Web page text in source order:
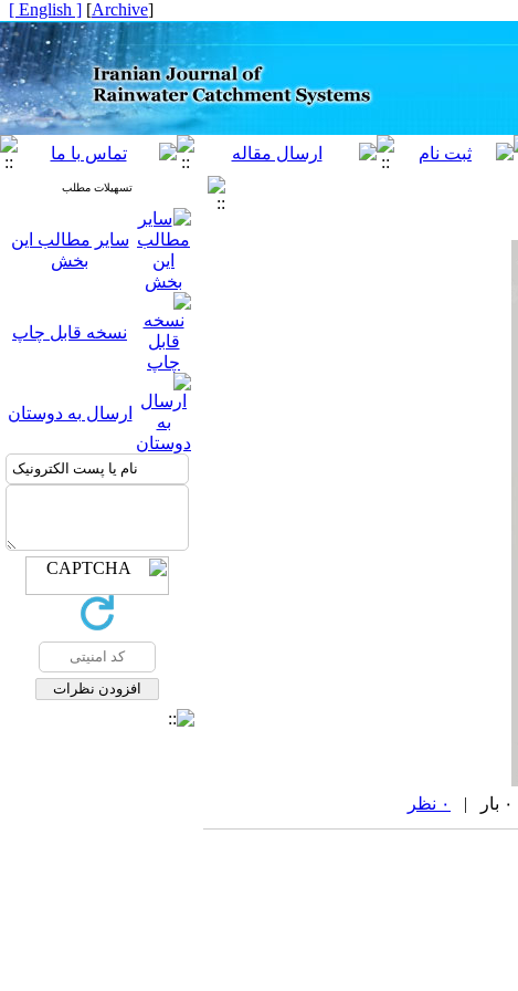
[
Archive
]
[ English ]
تسهیلات مطلب
سایر مطالب این
بخش
نسخه قابل چاپ
ارسال به دوستان
۰ نظر